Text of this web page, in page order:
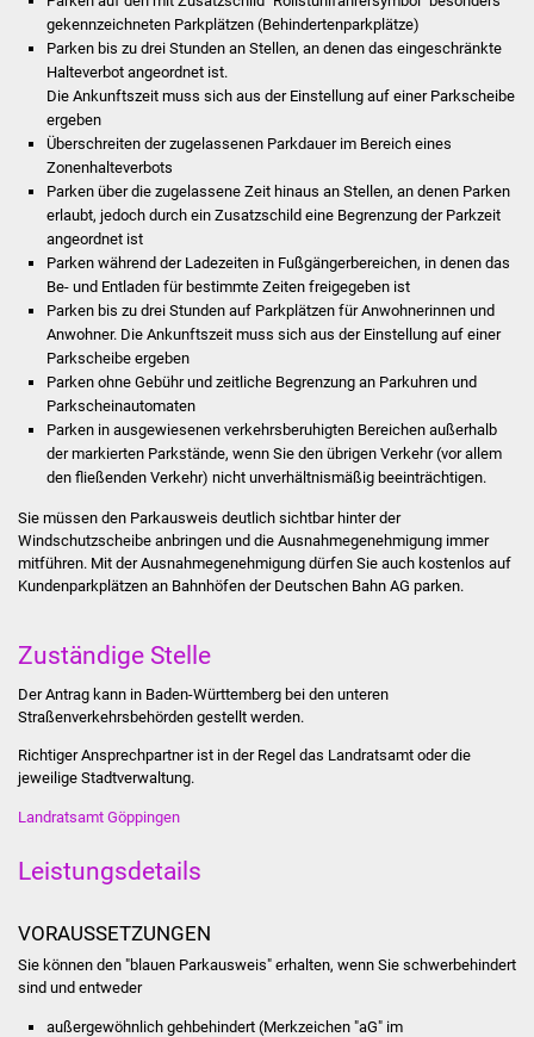
Jubiläumsjahr 2021
Partnerstädte
Projekte
Schulentwicklung Bizet
Sanierung Hallenbad
Sanierung Bizethalle
Ortsentwicklung
Presse
Bürger & Service
Was erledige ich wo
Dienstleistungen
Formulare
Bürgerinfos
gekennzeichneten Parkplätzen (Behindertenparkplätze)
Parken bis zu drei Stunden an Stellen, an denen das eingeschränkte
Halteverbot angeordnet ist.
Die Ankunftszeit muss sich aus der Einstellung auf einer Parkscheibe
ergeben
Überschreiten der zugelassenen Parkdauer im Bereich eines
Zonenhalteverbots
Parken über die zugelassene Zeit hinaus an Stellen, an denen Parken
erlaubt, jedoch durch ein Zusatzschild eine Begrenzung der Parkzeit
angeordnet ist
Parken während der Ladezeiten in Fußgängerbereichen, in denen das
Be- und Entladen für bestimmte Zeiten freigegeben ist
Parken bis zu drei Stunden auf Parkplätzen für Anwohnerinnen und
Anwohner. Die Ankunftszeit muss sich aus der Einstellung auf einer
Parkscheibe ergeben
Parken ohne Gebühr und zeitliche Begrenzung an Parkuhren und
Parkscheinautomaten
Parken in ausgewiesenen verkehrsberuhigten Bereichen außerhalb
der markierten Parkstände, wenn Sie den übrigen Verkehr (vor allem
den fließenden Verkehr) nicht unverhältnismäßig beeinträchtigen.
Sie müssen den Parkausweis deutlich sichtbar hinter der
Windschutzscheibe anbringen und die Ausnahmegenehmigung immer
mitführen. Mit der Ausnahmegenehmigung dürfen Sie auch kostenlos auf
Kundenparkplätzen an Bahnhöfen der Deutschen Bahn AG parken.
Zuständige Stelle
Der Antrag kann in Baden-Württemberg bei den unteren
Straßenverkehrsbehörden gestellt werden.
Richtiger Ansprechpartner ist in der Regel das Landratsamt oder die
jeweilige Stadtverwaltung.
Landratsamt Göppingen
Leistungsdetails
VORAUSSETZUNGEN
Sie können den "blauen Parkausweis" erhalten, wenn Sie schwerbehindert
sind und entweder
außergewöhnlich gehbehindert (Merkzeichen "aG" im